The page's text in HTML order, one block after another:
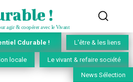
!
agir & coopérer avec le Vivant
Cdurable ! L'être & les liens
locale Le vivant & refaire société
News Sélection